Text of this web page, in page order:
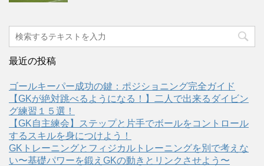
最近の投稿
ゴールキーパー成功の鍵：ポジショニング完全ガイド
【GKが絶対跳べるようになる！】二人で出来るダイビン
グ練習１５選！
【GK自主練会】ステップと片手でボールをコントロール
するスキルを身につけよう！
GKトレーニングとフィジカルトレーニングを別で考えな
い〜基礎パワーを鍛えGKの動きとリンクさせよう〜